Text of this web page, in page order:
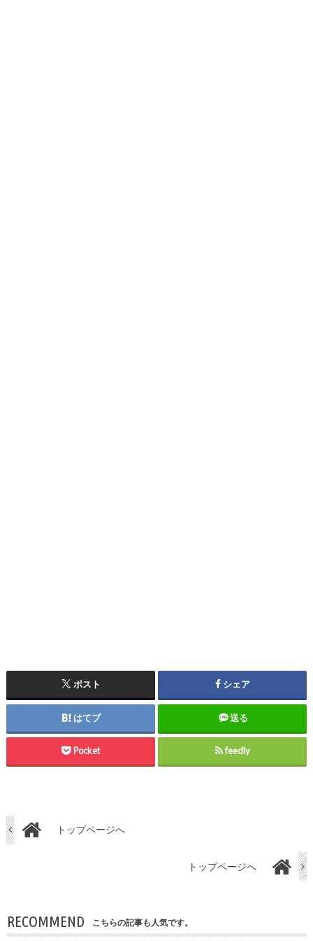
ポスト シェア
はてブ 送る
Pocket feedly
トップページへ
トップページへ
RECOMMEND こちらの記事も人気です。